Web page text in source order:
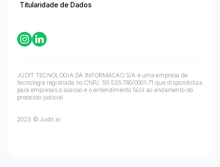
Titularidade de Dados
JUDIT TECNOLOGIA DA INFORMACAO S/A é uma empresa de
tecnologia registrada no CNPJ: 50.535.760/0001-71 que disponibiliza
para empresas o acesso e o entendimento fácil ao andamento do
processo judicial.
2023 © Judit.io